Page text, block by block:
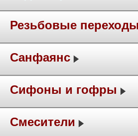
Резьбовые
Санфаянс
Сифоны и гофры
Смесители